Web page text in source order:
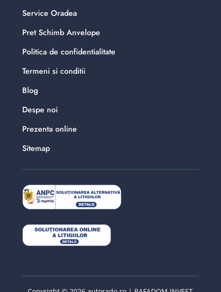
Service Oradea
Pret Schimb Anvelope
Politica de confidentialitate
Termeni si conditii
Blog
Despe noi
Prezenta online
Sitemap